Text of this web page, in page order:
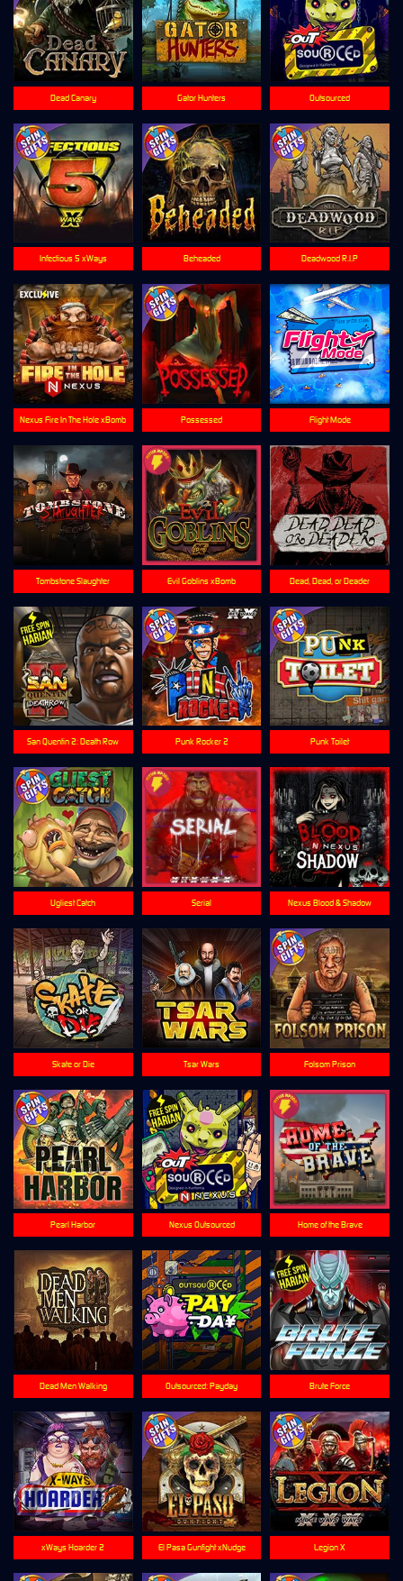
Nexus Blood & Shadow
Dead, Dead, or Deader
Nexus Fire In The Hole xBomb
Dead Men Walking
Tsar Wars
Brute Force
Home of the Brave
Tombstone Slaughter
San Quentin 2: Death Row
Skate or Die
Outsourced
Punk Rocker 2
Deadwood R.I.P
Beheaded
Nexus Outsourced
Gator Hunters
Outsourced: Payday
Folsom Prison
xWays Hoarder 2 El Pasa Gunfight xNudge
Flight Mode
Evil Goblins xBomb
Serial
Punk Toilet
Possessed
Legion X
Pearl Harbor
Infectious 5 xWays
Dead Canary
Ugliest Catch